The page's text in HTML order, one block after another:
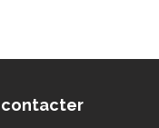
contacter